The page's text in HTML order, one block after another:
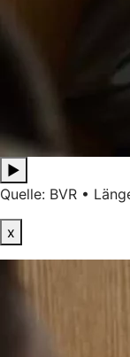
▶
Quelle: BVR •
x